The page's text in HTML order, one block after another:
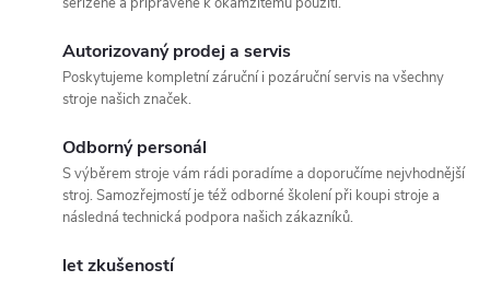
Autorizovaný prodej a servis
Poskytujeme kompletní záruční i pozáruční servis na všechny
stroje našich značek.
Odborný personál
S výběrem stroje vám rádi poradíme a doporučíme nejvhodnější
stroj. Samozřejmostí je též odborné školení při koupi stroje a
následná technická podpora našich zákazníků.
let zkušeností